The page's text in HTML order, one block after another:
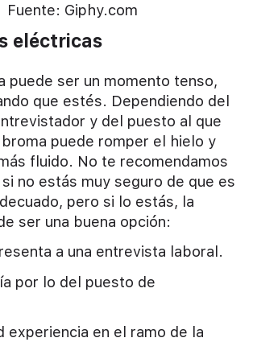
Fuente: Giphy.com
eléctricas
puede ser un momento tenso,
que estés. Dependiendo del
y del puesto al que
puede romper el hielo y
fluido. No te recomendamos
no estás muy seguro de que es
pero si lo estás, la
ser una buena opción:
a una entrevista laboral.
por lo del puesto de
experiencia en el ramo de la